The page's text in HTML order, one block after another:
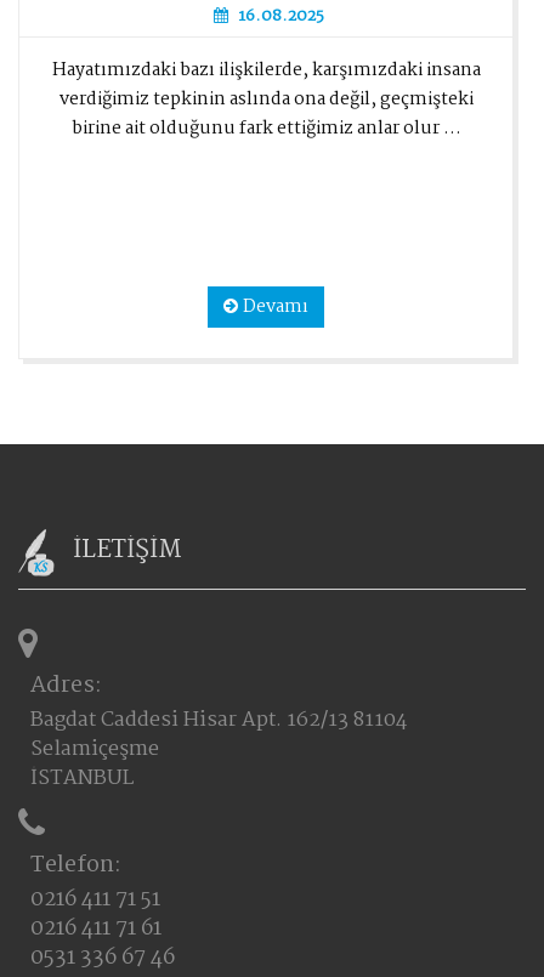
16.08.2025
Hayatımızdaki bazı ilişkilerde, karşımızdaki insana
verdiğimiz tepkinin aslında ona değil, geçmişteki
birine ait olduğunu fark ettiğimiz anlar olur ...
Devamı
İLETİŞİM
Adres:
Bagdat Caddesi Hisar Apt. 162/13 81104
Selamiçeşme
İSTANBUL
Telefon:
0216 411 71 51
0216 411 71 61
0531 336 67 46